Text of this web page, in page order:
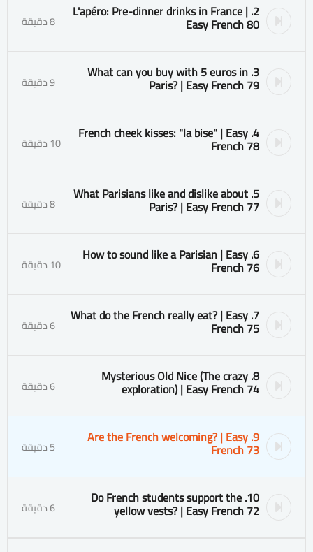
2. L'apéro: Pre-dinner drinks in France |
Easy French 80 8 دقيقة
3. What can you buy with 5 euros in
Paris? | Easy French 79 9 دقيقة
4. French cheek kisses: "la bise" | Easy
French 78 10 دقيقة
5. What Parisians like and dislike about
Paris? | Easy French 77 8 دقيقة
6. How to sound like a Parisian | Easy
French 76 10 دقيقة
7. What do the French really eat? | Easy
French 75 6 دقيقة
8. Mysterious Old Nice (The crazy
exploration) | Easy French 74 6 دقيقة
9. Are the French welcoming? | Easy
French 73 5 دقيقة
10. Do French students support the
yellow vests? | Easy French 72 6 دقيقة